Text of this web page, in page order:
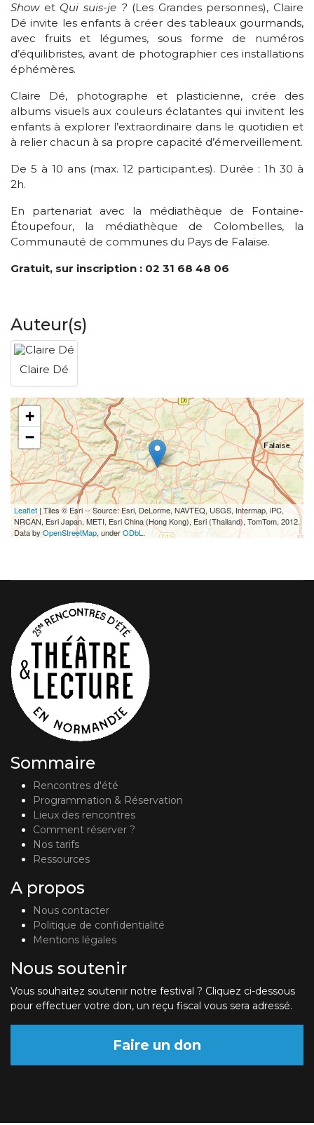
Show et Qui suis-je ?(Les Grandes personnes), Claire
Dé invite les enfants à créer des tableaux gourmands,
avec fruits et légumes, sous forme de numéros
d’équilibristes, avant de photographier ces installations
éphémères.
Claire Dé, photographe et plasticienne, crée des
albums visuels aux couleurs éclatantes qui invitent les
enfants à explorer l’extraordinaire dans le quotidien et
à relier chacun à sa propre capacité d’émerveillement.
De 5 à 10 ans (max. 12 participant.es). Durée : 1h 30 à
2h.
En partenariat avec la médiathèque de Fontaine-
Étoupefour, la médiathèque de Colombelles, la
Communauté de communes du Pays de Falaise.
Gratuit, sur inscription : 02 31 68 48 06
Auteur(s)
Claire Dé
+
−
Leaflet | Tiles © Esri -- Source: Esri, DeLorme, NAVTEQ, USGS, Intermap, iPC,
NRCAN, Esri Japan, METI, Esri China (Hong Kong), Esri (Thailand), TomTom, 2012.
Data by OpenStreetMap, underODbL .
Sommaire
Rencontres d'été
Programmation & Réservation
Lieux des rencontres
Comment réserver ?
Nos tarifs
Ressources
A propos
Nous contacter
Politique de confidentialité
Mentions légales
Nous soutenir
Vous souhaitez soutenir notre festival ? Cliquez ci-dessous
pour effectuer votre don, un reçu fiscal vous sera adressé.
Faire un don